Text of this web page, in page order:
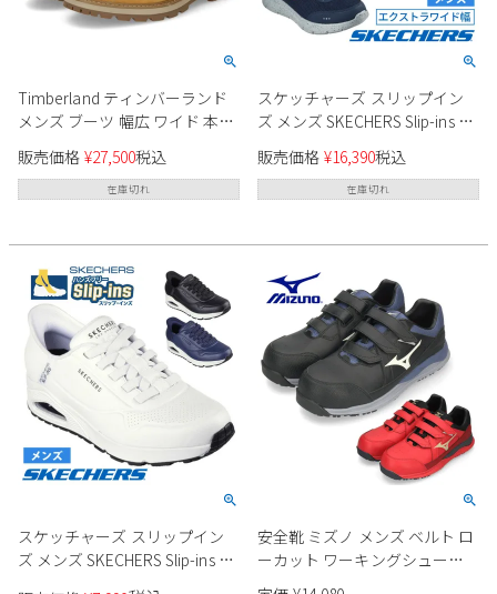
Timberland ティンバーランド
メンズ ブーツ 幅広 ワイド 本革
防水 0A69UH ブリットン ロード
ミッド レースアップ ウォータ
ープルーフ ブーツ フルグレイ
販売価格 ¥27,500税込
在庫切れ
スケッチャーズ スリップイン
ズ メンズ SKECHERS Slip-ins ス
リッポン ハンズフリー スニー
カー 防水 靴 ゴーウォーク フレ
ックス 216330WW BBK NVY 黒
販売価格 ¥16,390税込
在庫切れ
スケッチャーズ スリップイン
ズ メンズ SKECHERS Slip-ins ス
安全靴 ミズノ メンズ ベルト ロ
ーカット ワーキングシューズ
MIZUNO オールマイティ HW ll